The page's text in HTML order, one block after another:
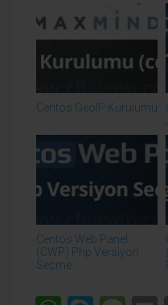
Centos GeoIP Kurulumu
Centos Web Panel
(CWP) Php Versiyon
Seçme